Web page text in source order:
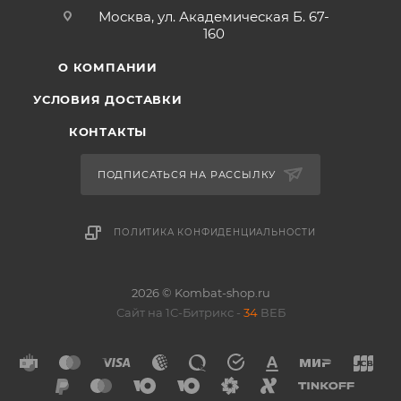
Москва, ул. Академическая Б. 67-
160
О КОМПАНИИ
УСЛОВИЯ ДОСТАВКИ
КОНТАКТЫ
ПОДПИСАТЬСЯ НА РАССЫЛКУ
ПОЛИТИКА КОНФИДЕНЦИАЛЬНОСТИ
2026 © Kombat-shop.ru
Сайт на 1С-Битрикс - 34 ВЕБ